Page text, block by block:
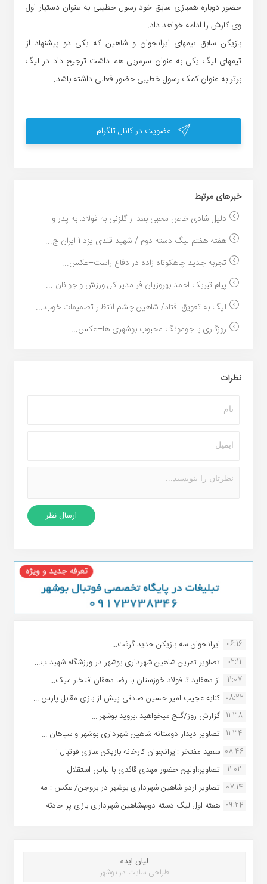
حضور دوباره همبازی سابق خود رسول خطیبی به عنوان دستیار اول
وی کارش را ادامه خواهد داد.
بازیکن سابق تیمهای ایرانجوان و شاهین که یکی دو پیشنهاد از
تیمهای لیگ یکی به عنوان سرمربی هم داشت ترجیح داد در لیگ
برتر به عنوان کمک رسول خطیبی حضور فعالی داشته باشد.
عضویت در کانال تلگرام
خبر‌های مرتبط
دلیل شادی خاص محبی بعد از گلزنی به فولاد: به پدر و...
هفته هفتم لیگ دسته دوم / شهید قندی یزد 1 ایران ج...
تجربه جدید چاهکوتاه زاده در دفاع راست+عکس...
پیام تبریک احمد بهروزیان فر مدیر کل ورزش و جوانان ...
لیگ به تعویق افتاد/ شاهین چشم انتظار تصمیمات خوب!...
روزگاری با جومونگ محبوب بوشهری ها+عکس...
نظرات
06:16 ایرانجوان سه بازیکن جدید گرفت...
02:11
تصاویر تمرین شاهین شهردارى بوشهر در ورزشگاه شهید ب...
11:07
از دهقاید تا فولاد خوزستان با رضا دهقان:افتخار میک...
08:22 کنایه عجیب امیر حسین صادقی پیش از بازی مقابل پارس ...
11:38 گزارش روز/گنج میخواهید ،بروید بوشهر!...
11:34 تصاویر دیدار دوستانه شاهین شهردارى بوشهر و سپاهان ...
08:46 سعید مفتخر :ایرانجوان کارخانه بازیکن سازی فوتبال ا...
11:02
تصاویر،اولین حضور مهدی قائدی با لباس استقلال...
07:14 تصاویر اردو شاهین شهرداری بوشهر در بروجن/ عکس : مه...
09:24 هفته اول لیگ دسته دوم،شاهین شهرداری بازی پر حادثه ...
لیان ایده
طراحی سایت در بوشهر